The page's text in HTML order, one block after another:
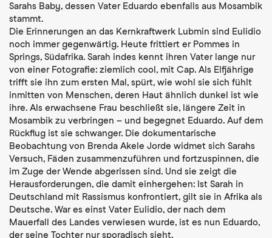
Sarahs Baby, dessen Vater Eduardo ebenfalls aus Mosambik
stammt.
Die Erinnerungen an das Kernkraftwerk Lubmin sind Eulidio
noch immer gegenwärtig. Heute frittiert er Pommes in
Springs, Südafrika. Sarah indes kennt ihren Vater lange nur
von einer Fotografie: ziemlich cool, mit Cap. Als Elfjährige
trifft sie ihn zum ersten Mal, spürt, wie wohl sie sich fühlt
inmitten von Menschen, deren Haut ähnlich dunkel ist wie
ihre. Als erwachsene Frau beschließt sie, längere Zeit in
Mosambik zu verbringen – und begegnet Eduardo. Auf dem
Rückflug ist sie schwanger. Die dokumentarische
Beobachtung von Brenda Akele Jorde widmet sich Sarahs
Versuch, Fäden zusammenzuführen und fortzuspinnen, die
im Zuge der Wende abgerissen sind. Und sie zeigt die
Herausforderungen, die damit einhergehen: Ist Sarah in
Deutschland mit Rassismus konfrontiert, gilt sie in Afrika als
Deutsche. War es einst Vater Eulidio, der nach dem
Mauerfall des Landes verwiesen wurde, ist es nun Eduardo,
der seine Tochter nur sporadisch sieht.